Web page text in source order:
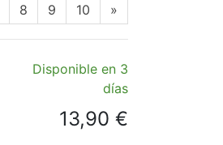
8 9 10 »
Disponible en 3
días
13,90 €